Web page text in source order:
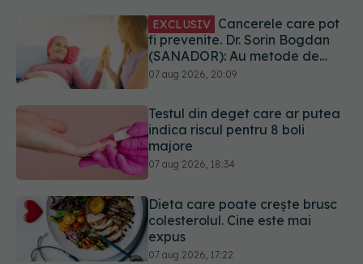
EXCLUSIV
fi prevenite. Dr. Sorin Bogdan
(SANADOR): Au metode de
prevenție
07 aug 2026, 20:09
Testul din deget care ar putea
indica riscul pentru 8 boli
majore
07 aug 2026, 18:34
Dieta care poate crește brusc
colesterolul. Cine este mai
expus
07 aug 2026, 17:22